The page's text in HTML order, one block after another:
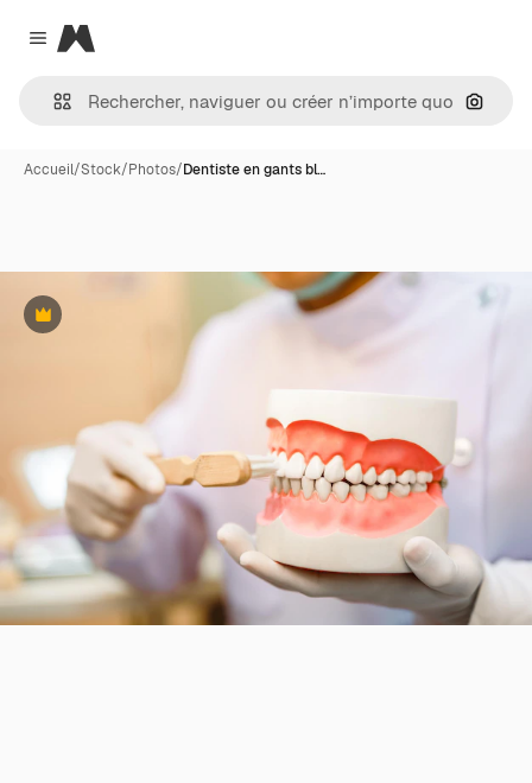
Close menu
Magnific
Accueil/Stock/Photos/Dentiste en gants bl…
Premium